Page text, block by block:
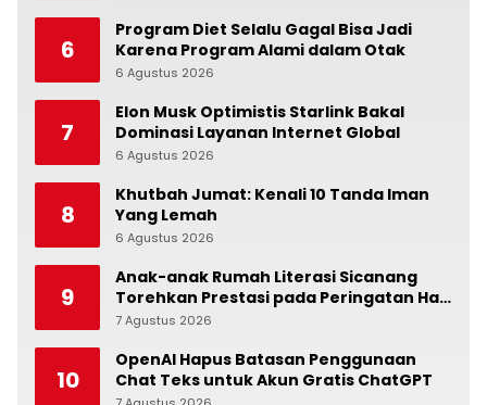
6
Program Diet Selalu Gagal Bisa Jadi
Karena Program Alami dalam Otak
6 Agustus 2026
7
Elon Musk Optimistis Starlink Bakal
Dominasi Layanan Internet Global
6 Agustus 2026
8
Khutbah Jumat: Kenali 10 Tanda Iman
Yang Lemah
6 Agustus 2026
9
Anak-anak Rumah Literasi Sicanang
Torehkan Prestasi pada Peringatan Hari
Anak Nasional di Kecamatan Medan
7 Agustus 2026
10
OpenAI Hapus Batasan Penggunaan
Chat Teks untuk Akun Gratis ChatGPT